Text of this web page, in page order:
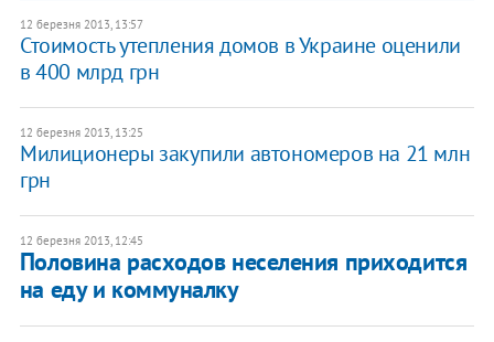
12 березня 2013, 13:57
Стоимость утепления домов в Украине оценили
в 400 млрд грн
12 березня 2013, 13:25
Милиционеры закупили автономеров на 21 млн
грн
12 березня 2013, 12:45
Половина расходов неселения приходится
на еду и коммуналку